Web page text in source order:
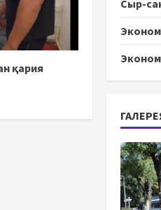
қария
Сыр-